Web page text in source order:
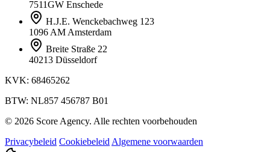
7511GW Enschede
H.J.E. Wenckebachweg 123
1096 AM Amsterdam
Breite Straße 22
40213 Düsseldorf
KVK: 68465262
BTW: NL857 456787 B01
© 2026 Score Agency. Alle rechten voorbehouden
Privacybeleid Cookiebeleid Algemene voorwaarden